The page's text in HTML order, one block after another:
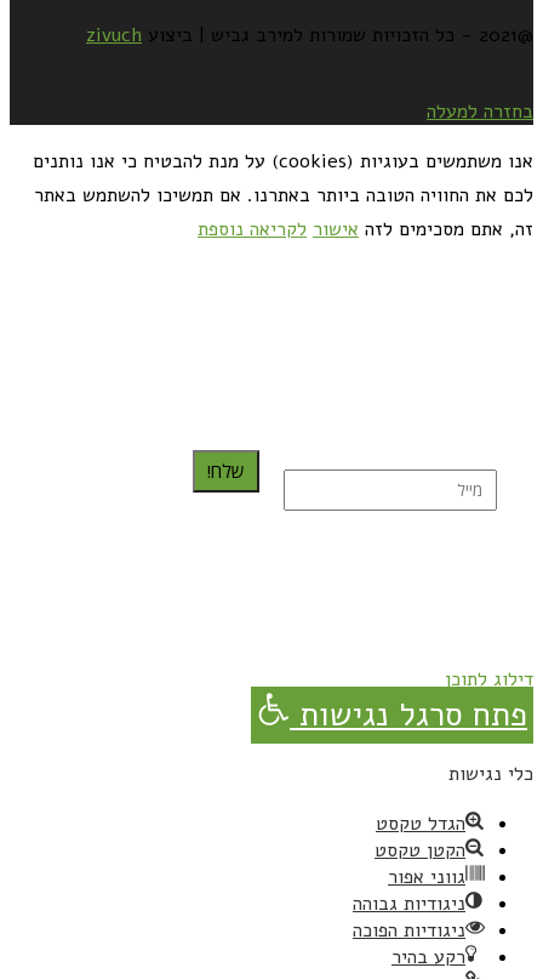
@2021 - כל הזכויות שמורות למירב גביש | ביצוע zivuch
בחזרה למעלה
אנו משתמשים בעוגיות (cookies) על מנת להבטיח כי אנו נותנים
לכם את החוויה הטובה ביותר באתרנו. אם תמשיכו להשתמש באתר
זה, אתם מסכימים לזה אישור לקריאה נוספת
שלח!
דילוג לתוכן
פתח סרגל נגישות
כלי נגישות
הגדל טקסט
הקטן טקסט
גווני אפור
ניגודיות גבוהה
ניגודיות הפוכה
רקע בהיר